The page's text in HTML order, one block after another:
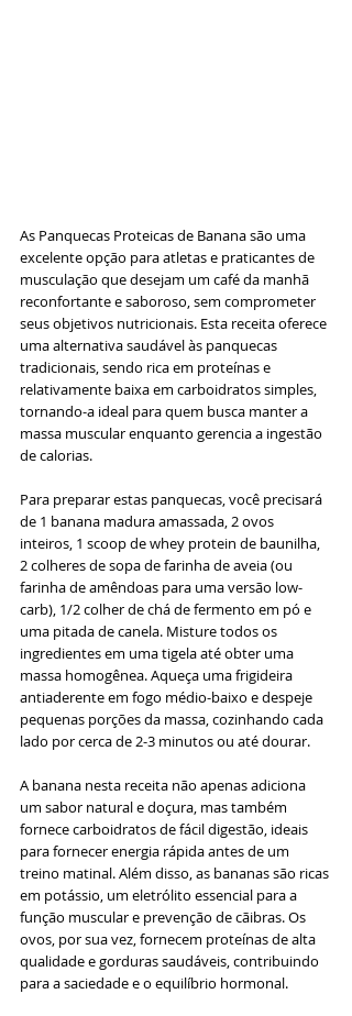
As Panquecas Proteicas de Banana são uma
excelente opção para atletas e praticantes de
musculação que desejam um café da manhã
reconfortante e saboroso, sem comprometer
seus objetivos nutricionais. Esta receita oferece
uma alternativa saudável às panquecas
tradicionais, sendo rica em proteínas e
relativamente baixa em carboidratos simples,
tornando-a ideal para quem busca manter a
massa muscular enquanto gerencia a ingestão
de calorias.
Para preparar estas panquecas, você precisará
de 1 banana madura amassada, 2 ovos
inteiros, 1 scoop de whey protein de baunilha,
2 colheres de sopa de farinha de aveia (ou
farinha de amêndoas para uma versão low-
carb), 1/2 colher de chá de fermento em pó e
uma pitada de canela. Misture todos os
ingredientes em uma tigela até obter uma
massa homogênea. Aqueça uma frigideira
antiaderente em fogo médio-baixo e despeje
pequenas porções da massa, cozinhando cada
lado por cerca de 2-3 minutos ou até dourar.
A banana nesta receita não apenas adiciona
um sabor natural e doçura, mas também
fornece carboidratos de fácil digestão, ideais
para fornecer energia rápida antes de um
treino matinal. Além disso, as bananas são ricas
em potássio, um eletrólito essencial para a
função muscular e prevenção de cãibras. Os
ovos, por sua vez, fornecem proteínas de alta
qualidade e gorduras saudáveis, contribuindo
para a saciedade e o equilíbrio hormonal.